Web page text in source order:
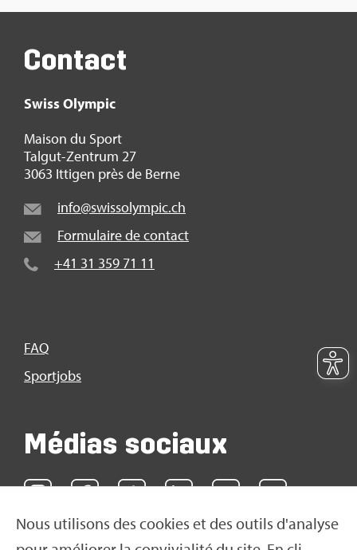
Nous uti­li­sons des cookies et des outils d'ana­lyse
Contact
Swiss Olym­pic
Mai­son du Sport
Tal­gut-Zen­trum 27
3063 Itti­gen près de Berne
info@​swi​ssol​ympi​c.​ch
For­mu­laire de contact
+41 31 359 71 11
FAQ
Sport­jobs
Médias sociaux